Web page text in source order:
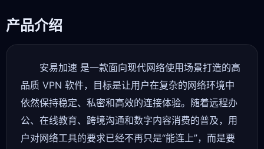
产品介绍
安易加速 是一款面向现代网络使用场景打造的高
品质 VPN 软件，目标是让用户在复杂的网络环境中
依然保持稳定、私密和高效的连接体验。随着远程办
公、在线教育、跨境沟通和数字内容消费的普及，用
户对网络工具的要求已经不再只是“能连上”，而是要